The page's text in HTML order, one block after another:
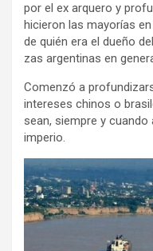
por el ex arquero y
hicie­ron las mayo­rías
de quién era el dueño
zas argen­ti­nas en
Comenzó a
inte­re­ses chi­nos o
sean, siem­pre y
impe­rio.